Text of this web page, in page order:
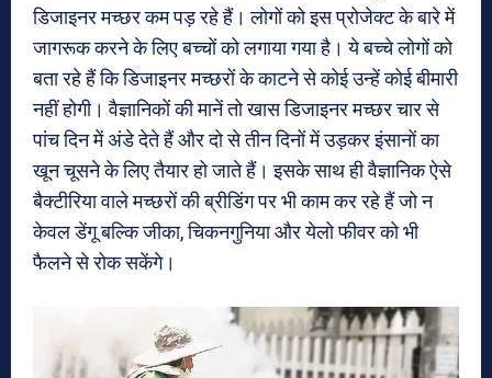
डिजाइनर मच्‍छर कम पड़ रहे हैं। लोगों को इस प्रोजेक्‍ट के बारे में
जागरूक करने के लिए बच्‍चों को लगाया गया है। ये बच्‍चे लोगों को
बता रहे हैं कि डिजाइनर मच्‍छरों के काटने से कोई उन्‍हें कोई बीमारी
नहीं होगी। वैज्ञानिकों की मानें तो खास डिजाइनर मच्‍छर चार से
पांच दिन में अंडे देते हैं और दो से तीन दिनों में उड़कर इंसानों का
खून चूसने के लिए तैयार हो जाते हैं। इसके साथ ही वैज्ञानिक ऐसे
बैक्टीरिया वाले मच्छरों की ब्रीडिंग पर भी काम कर रहे हैं जो न
केवल डेंगू बल्कि जीका, चिकनगुनिया और येलो फीवर को भी
फैलने से रोक सकेंगे।